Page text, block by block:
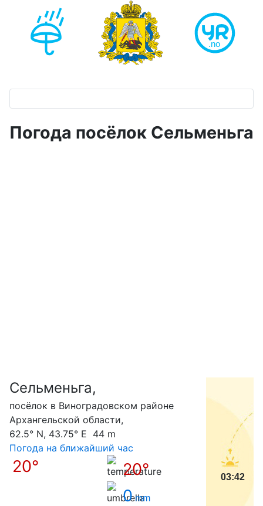
Погода посёлок Сельменьга
Сельменьга,
посёлок в Виноградовском районе
Архангельской области,
62.5° N, 43.75° E 44 m
Погода на ближайший час
20°
20°
0mm
03:42